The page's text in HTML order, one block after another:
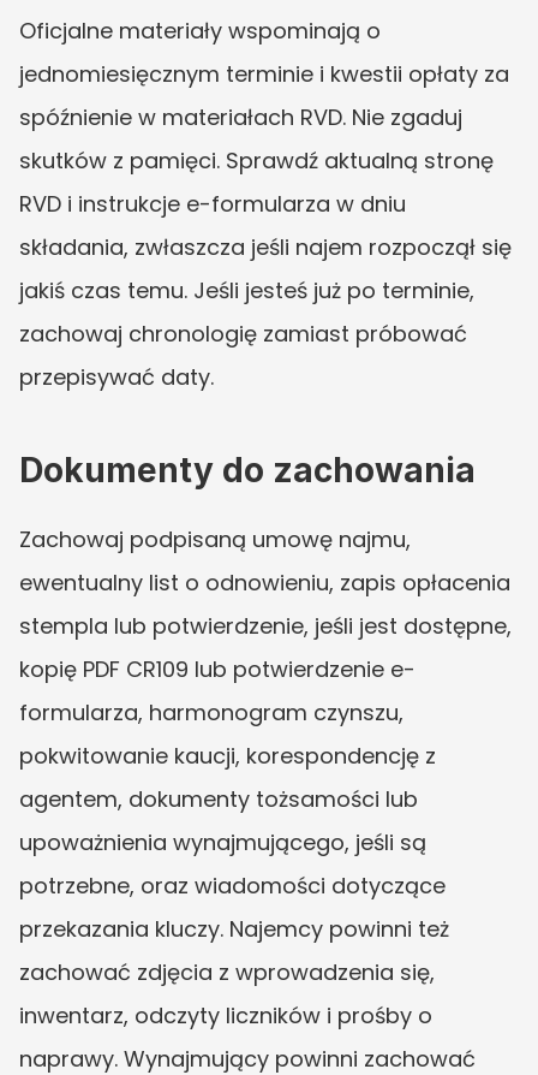
Oficjalne materiały wspominają o
jednomiesięcznym terminie i kwestii opłaty za
spóźnienie w materiałach RVD. Nie zgaduj
skutków z pamięci. Sprawdź aktualną stronę
RVD i instrukcje e-formularza w dniu
składania, zwłaszcza jeśli najem rozpoczął się
jakiś czas temu. Jeśli jesteś już po terminie,
zachowaj chronologię zamiast próbować
przepisywać daty.
Dokumenty do zachowania
Zachowaj podpisaną umowę najmu,
ewentualny list o odnowieniu, zapis opłacenia
stempla lub potwierdzenie, jeśli jest dostępne,
kopię PDF CR109 lub potwierdzenie e-
formularza, harmonogram czynszu,
pokwitowanie kaucji, korespondencję z
agentem, dokumenty tożsamości lub
upoważnienia wynajmującego, jeśli są
potrzebne, oraz wiadomości dotyczące
przekazania kluczy. Najemcy powinni też
zachować zdjęcia z wprowadzenia się,
inwentarz, odczyty liczników i prośby o
naprawy. Wynajmujący powinni zachować